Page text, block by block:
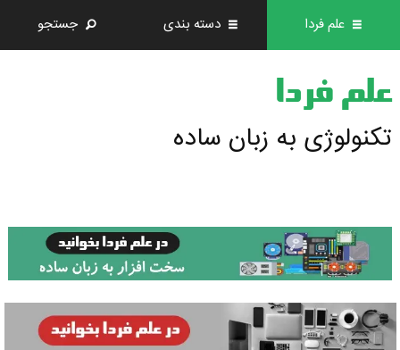
علم فردا دسته بندی جستجو
علم فردا
تکنولوژی به زبان ساده